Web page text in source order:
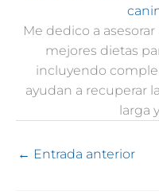
Me dedico a
mejores dietas
incluyendo
ayudan a recuperar
larga
← Entrada anterior